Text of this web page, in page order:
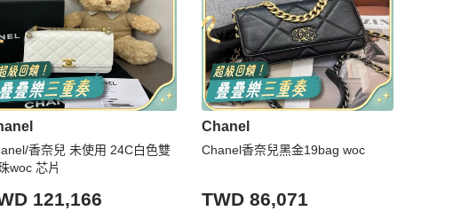
香奈兒 未使用 24C白色雙
woc 芯片
121,166
Chanel
Chanel香奈兒黑金19bag woc
TWD 86,071